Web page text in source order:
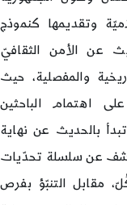
وتقديمها كنموذج
عن الأمن الثقافيّ
والمفصلية، حيث
اهتمام الباحثين
بالحديث عن نهاية
عن سلسلة تحدّيات
مقابل التنبّؤ بفرص